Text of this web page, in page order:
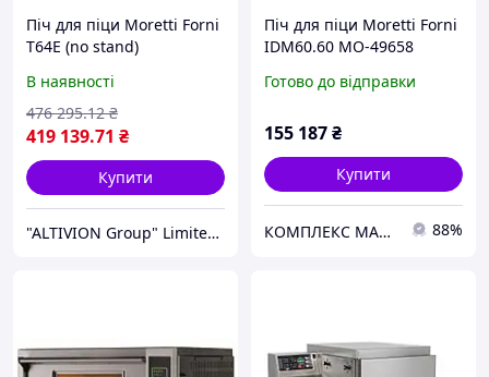
Піч для піци Moretti Forni
T64E (no stand)
В наявності
419 139.71 ₴
476 295.12 ₴
Купити
"ALTIVION Group" Limited Liability Company
Піч для піци Moretti Forni
IDM60.60 MO-49658
Готово до відправки
155 187₴
Купити
КОМПЛЕКС МАРКЕТ 88%